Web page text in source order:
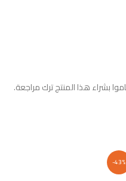
بشراء هذا المنتج ترك مراجعة.
-43%